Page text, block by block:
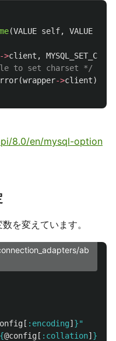
(VALUE self, VALUE
->client ,
to set charset */
(wrapper->client));
8.0/en/mysql-option
を変えています。
ab
[ :encoding] }"
@config [ :collation] }